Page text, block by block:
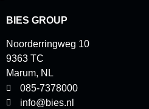
BIES GROUP
Noorderringweg 10
9363 TC
Marum, NL
085-7378000
info@bies.nl